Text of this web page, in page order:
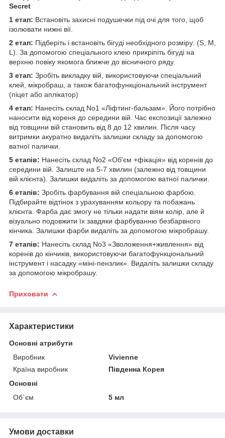
Secret
1 етап: Встановіть захисні подушечки під очі для того, щоб
ізолювати нижні вії.
2 етап: Підберіть і встановіть бігуді необхідного розміру: (S, M,
L). За допомогою спеціального клею прикріпіть бігуді на
верхню повіку якомога ближче до вісничного ряду.
3 етап: Зробіть викладку вій, використовуючи спеціальний
клей, мікробраш, а також багатофункціональний інструмент
(піцет або аплікатор)
4 етап: Нанесіть склад No1 «Ліфтинг-бальзам». Його потрібно
наносити від кореня до середини вій. Час експозиції залежно
від товщини вій становить від 8 до 12 хвилин. Після часу
витримки акуратно видаліть залишки складу за допомогою
ватної палички.
5 етапів: Нанесіть склад No2 «Об'єм +фікація» від коренів до
середини вій. Залиште на 5-7 хвилин (залежно від товщини
вій клієнта). Залишки видаліть за допомогою ватної палички.
6 етапів: Зробіть фарбування вій спеціальною фарбою.
Підбирайте відтінок з урахуванням кольору та побажань
клієнта. Фарба дає змогу не тільки надати віям колір, але й
візуально подовжити їх завдяки фарбуванню безбарвного
кінчика. Залишки фарби видаліть за допомогою мікробрашу.
7 етапів: Нанесіть склад No3 «Зволоження+живлення» від
коренів до кінчиків, використовуючи багатофункціональний
інструмент і насадку «міні-пензлик». Видаліть залишки складу
за допомогою мікробрашу.
Приховати
Характеристики
Основні атрибути
Виробник
Vivienne
Країна виробник
Південна Корея
Основні
Об`єм
5 мл
Умови доставки